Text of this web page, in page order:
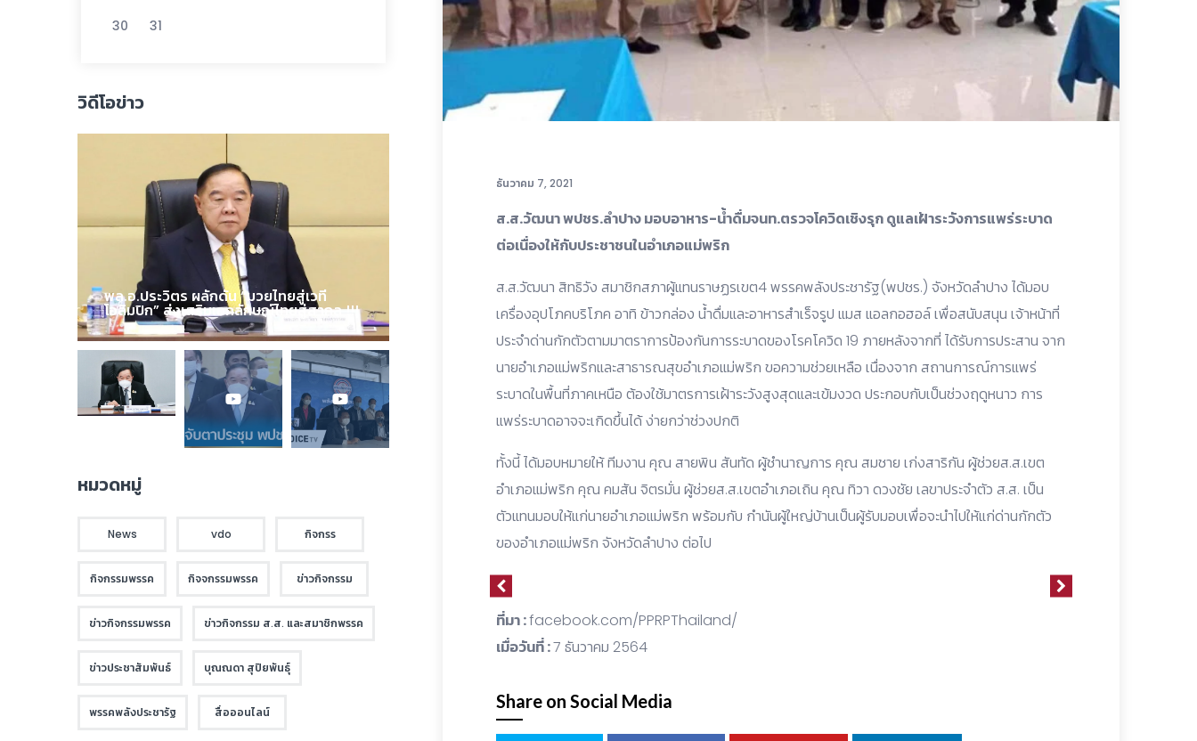
ธันวาคม 7, 2021
ส.ส.วัฒนา พปชร.ลำปาง มอบอาหาร-น้ำดื่มจนท.ตรวจโควิดเชิงรุก ดูแลเฝ้าระวังการแพร่ระบาด
ต่อเนื่องให้กับประชาชนในอำเภอแม่พริก
ส.ส.วัฒนา สิทธิวัง สมาชิกสภาผู้แทนราษฏรเขต4 พรรคพลังประชารัฐ(พปชร.) จังหวัดลำปาง ได้มอบ
เครื่องอุปโภคบริโภค อาทิ ข้าวกล่อง น้ำดื่มและอาหารสำเร็จรูป แมส แอลกอฮอล์ เพื่อสนับสนุน เจ้าหน้าที่
ประจำด่านกักตัวตามมาตราการป้องกันการระบาดของโรคโควิด 19 ภายหลังจากที่ ได้รับการประสาน จาก
นายอำเภอแม่พริกและสาธารณสุขอำเภอแม่พริก ขอความช่วยเหลือ เนื่องจาก สถานการณ์การแพร่
ระบาดในพื้นที่ภาคเหนือ ต้องใช้มาตรการเฝ้าระวังสูงสุดและเข้มงวด ประกอบกับเป็นช่วงฤดูหนาว การ
แพร่ระบาดอาจจะเกิดขึ้นได้ ง่ายกว่าช่วงปกติ
ทั้งนี้ ได้มอบหมายให้ ทีมงาน คุณ สายพิน สันทัด ผู้ชำนาญการ คุณ สมชาย เก่งสาริกัน ผู้ช่วยส.ส.เขต
อำเภอแม่พริก คุณ คมสัน จิตรมั่น ผู้ช่วยส.ส.เขตอำเภอเถิน คุณ ทิวา ดวงชัย เลขาประจำตัว ส.ส. เป็น
ตัวแทนมอบให้แก่นายอำเภอแม่พริก พร้อมกับ กำนันผู้ใหญ่บ้านเป็นผู้รับมอบเพื่อจะนำไปให้แก่ด่านกักตัว
ของอำเภอแม่พริก จังหวัดลำปาง ต่อไป
ที่มา :facebook.com/PPRPThailand/
เมื่อวันที่ :7 ธันวาคม 2564
Share on Social Media
30 31
วิดีโอข่าว
พล.อ.ประวิตร ผลักดัน “มวยไทยสู่เวที
โอลิมปิก” ส่งเสริมเอกลักษณ์ไทยสู่สากล !!!
หมวดหมู่
News vdo กิจกรร
กิจกรรมพรรค กิจจกรรมพรรค ข่าวกิจกรรม
ข่าวกิจกรรมพรรค ข่าวกิจกรรม ส.ส. และสมาชิกพรรค
ข่าวประชาสัมพันธ์ บุณณดา สุปิยพันธุ์
พรรคพลังประชารัฐ สื่อออนไลน์